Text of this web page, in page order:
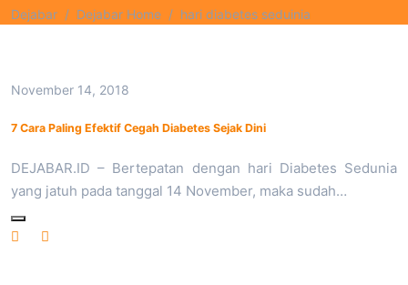
Dejabar Dejabar Home hari diabetes seduinia
November 14, 2018
7 Cara Paling Efektif Cegah Diabetes Sejak Dini
DEJABAR.ID – Bertepatan dengan hari Diabetes Sedunia
yang jatuh pada tanggal 14 November, maka sudah…